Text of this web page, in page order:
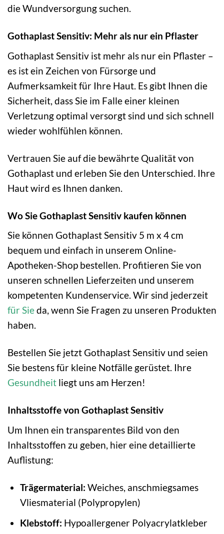
die Wundversorgung suchen.
Gothaplast Sensitiv: Mehr als nur ein Pflaster
Gothaplast Sensitiv ist mehr als nur ein Pflaster –
es ist ein Zeichen von Fürsorge und
Aufmerksamkeit für Ihre Haut. Es gibt Ihnen die
Sicherheit, dass Sie im Falle einer kleinen
Verletzung optimal versorgt sind und sich schnell
wieder wohlfühlen können.
Vertrauen Sie auf die bewährte Qualität von
Gothaplast und erleben Sie den Unterschied. Ihre
Haut wird es Ihnen danken.
Wo Sie Gothaplast Sensitiv kaufen können
Sie können Gothaplast Sensitiv 5 m x 4 cm
bequem und einfach in unserem Online-
Apotheken-Shop bestellen. Profitieren Sie von
unseren schnellen Lieferzeiten und unserem
kompetenten Kundenservice. Wir sind jederzeit
für Sieda, wenn Sie Fragen zu unseren Produkten
haben.
Bestellen Sie jetzt Gothaplast Sensitiv und seien
Sie bestens für kleine Notfälle gerüstet. Ihre
Gesundheit liegt uns am Herzen!
Inhaltsstoffe von Gothaplast Sensitiv
Um Ihnen ein transparentes Bild von den
Inhaltsstoffen zu geben, hier eine detaillierte
Auflistung:
Trägermaterial: Weiches, anschmiegsames
Vliesmaterial (Polypropylen)
Klebstoff: Hypoallergener Polyacrylatkleber